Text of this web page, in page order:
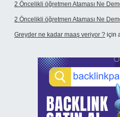
2 Öncelikli öğretmen Ataması Ne
2 Öncelikli öğretmen Ataması Ne
Greyder ne kadar maaş veriyor ? için